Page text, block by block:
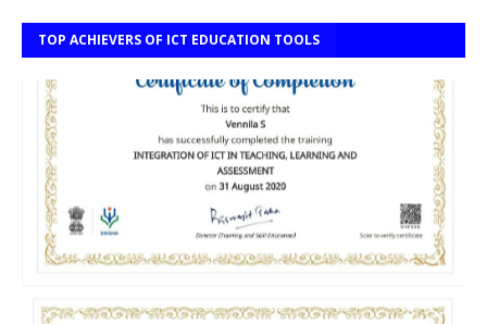
TOP ACHIEVERS OF ICT EDUCATION TOOLS